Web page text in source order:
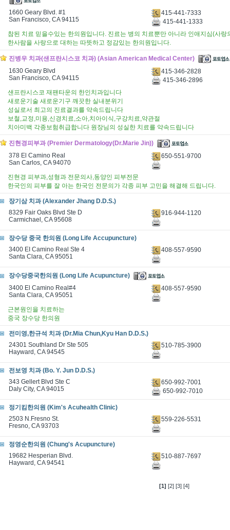
1660 Geary Blvd. #1
San Francisco, CA 94115
415-441-7333
415-441-1333
참된 치료 믿을수있는 한의원입니다. 진료는 병의 치료뿐만 아니라 인애지심(사
한사람을 사랑으로 대하는 따뜻하고 정감있는 한의원입니다.
진병우 치과(샌프란시스코 치과) (Asian American Medical Center)
1630 Geary Blvd
San Francisco, CA 94115
415-346-2828
415-346-2896
샌프란시스코 재팬타운의 한인치과입니다
새로운기술 새로운기구 깨끗한 실내분위기
성실로서 최고의 진료결과를 약속드립니다
보철,교정,미용,신경치료,소아,치아이식,구강치료,약관절
치아미백 각종보험취급합니다 원장님의 성실한 치료를 약속드립니다
진현경피부과 (Premier Dermatology(Dr.Marie Jin))
378 El Camino Real
San Carlos, CA 94070
650-551-9700
진현경 피부과,성형과 전문의사,동양인 피부전문
한국인의 피부를 잘 아는 한국인 전문의가 각종 피부 고민을 해결해 드립니다.
장기삼 치과 (Alexander Jhang D.D.S.)
8329 Fair Oaks Blvd Ste D
Carmichael, CA 95608
916-944-1120
장수당 중국 한의원 (Long Life Accupuncture)
3400 EI Camino Real Ste 4
Santa Clara, CA 95051
408-557-9590
장수당중국한의원 (Long Life Acupuncture)
3400 El Camino Real#4
Santa Clara, CA 95051
408-557-9590
근본원인을 치료하는
중국 장수당 한의원
전미영,한규석 치과 (Dr.Mia Chun,Kyu Han D.D.S.)
24301 Southland Dr Ste 505
Hayward, CA 94545
510-785-3900
전보영 치과 (Bo. Y. Jun D.D.S.)
343 Gellert Blvd Ste C
Daly City, CA 94015
650-992-7001
650-992-7010
정기킴한의원 (Kim's Acuhealth Clinic)
2503 N.Fresno St.
Fresno, CA 93703
559-226-5531
정영순한의원 (Chung's Acupuncture)
19682 Hesperian Blvd.
Hayward, CA 94541
510-887-7697
[1] [2] [3] [4]